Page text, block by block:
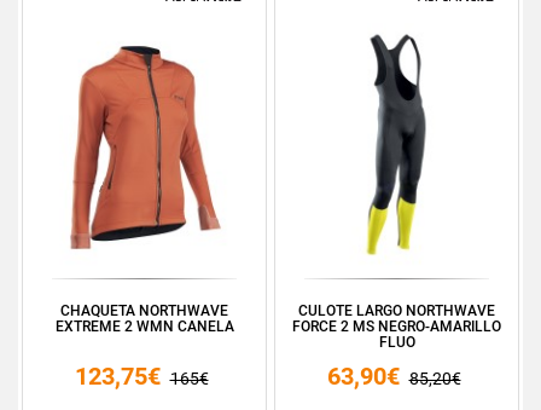
CHAQUETA NORTHWAVE
EXTREME 2 WMN CANELA
123,75€ 165€
CULOTE LARGO NORTHWAVE
FORCE 2 MS NEGRO-AMARILLO
FLUO
63,90€ 85,20€